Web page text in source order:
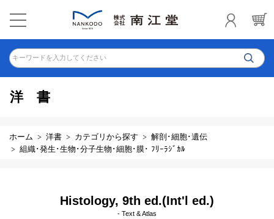
キーワードを入力してください
洋書
ホーム 洋書 カテゴリから探す
解剖･細胞･遺伝
組織･発生･生物･分子生物･細胞･膜･ ﾌﾘｰﾗｼﾞｶﾙ
Histology, 9th ed.(Int'l ed.)
- Text & Atlas